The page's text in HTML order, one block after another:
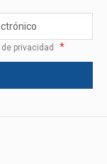
privacidad *